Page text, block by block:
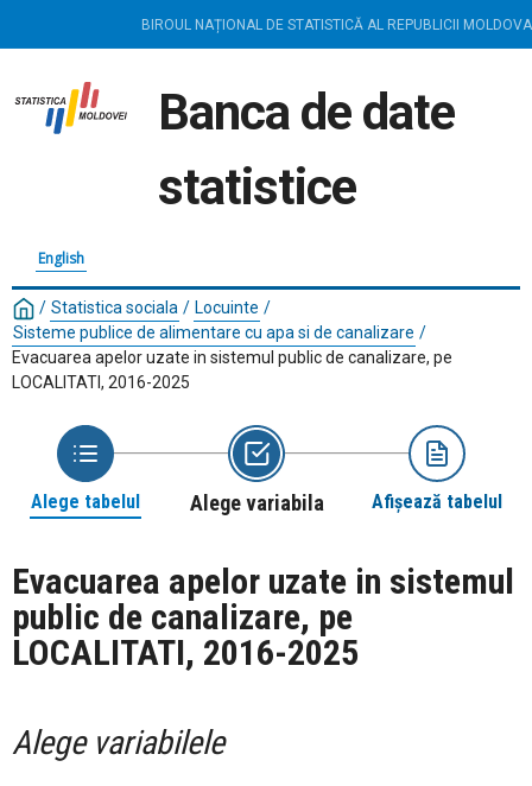
BIROUL NAȚIONAL DE STATISTICĂ AL REPUBLICII MOLDOVA
Banca de date
statistice
English
/ Statistica sociala / Locuinte /
Sisteme publice de alimentare cu apa si de canalizare /
Evacuarea apelor uzate in sistemul public de canalizare, pe
LOCALITATI, 2016-2025
Alege tabelul Alege variabila Afișează tabelul
Evacuarea apelor uzate in sistemul
public de canalizare, pe
LOCALITATI, 2016-2025
Alege variabilele